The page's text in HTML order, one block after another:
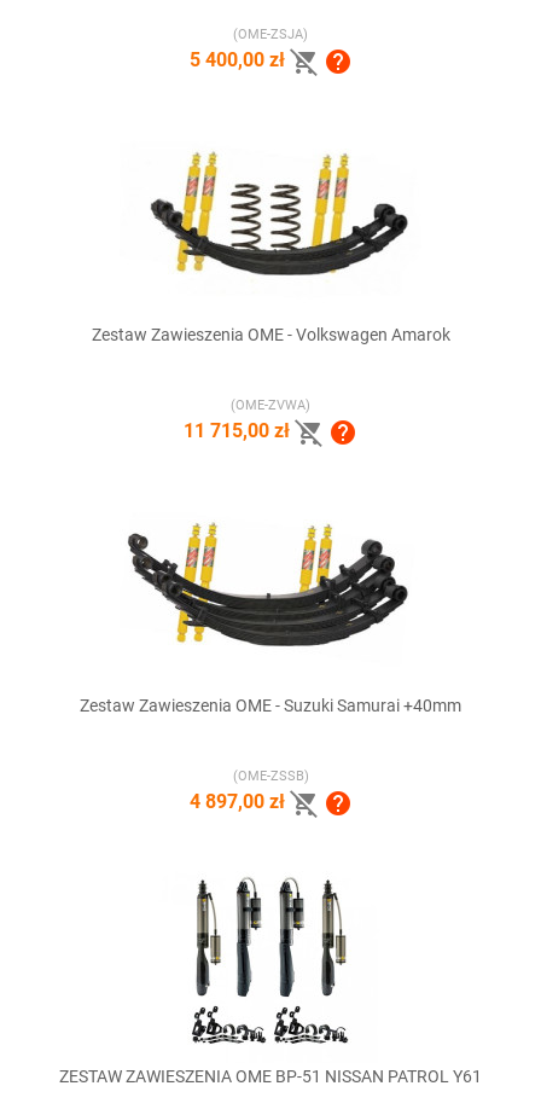
(OME-ZSJA)
5 400,00 zł  
Zestaw Zawieszenia OME - Volkswagen Amarok
(OME-ZVWA)
11 715,00 zł  
Zestaw Zawieszenia OME - Suzuki Samurai +40mm
(OME-ZSSB)
4 897,00 zł  
ZESTAW ZAWIESZENIA OME BP-51 NISSAN PATROL Y61